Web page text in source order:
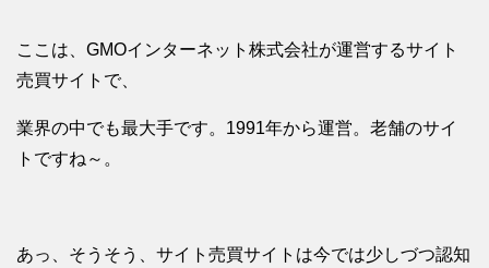
ここは、GMOインターネット株式会社が運営するサイト
売買サイトで、
業界の中でも最大手です。1991年から運営。老舗のサイ
トですね～。
あっ、そうそう、サイト売買サイトは今では少しづつ認知